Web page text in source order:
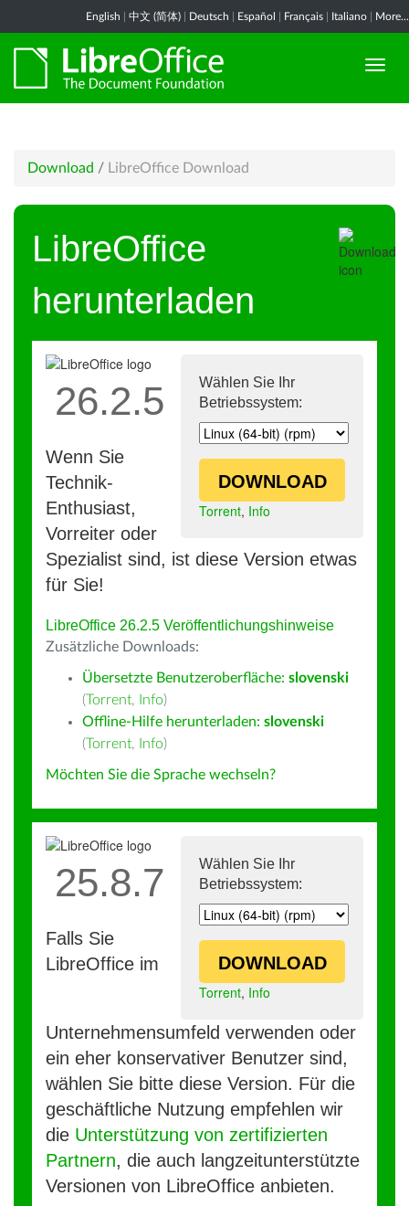
English 中文 (简体) Deutsch Español Français Italiano More...
Download / LibreOffice Download
LibreOffice
herunterladen
Wählen Sie Ihr
Betriebssystem:
DOWNLOAD
Torrent, Info
26.2.5
Wenn Sie
Technik-
Enthusiast,
Vorreiter oder
Spezialist sind, ist diese Version etwas
für Sie!
LibreOffice 26.2.5 Veröffentlichungshinweise
Zusätzliche Downloads:
Übersetzte Benutzeroberfläche: slovenski
(Torrent, Info)
Offline-Hilfe herunterladen: slovenski
(Torrent, Info)
Möchten Sie die Sprache wechseln?
Wählen Sie Ihr
Betriebssystem:
DOWNLOAD
Torrent, Info
25.8.7
Falls Sie
LibreOffice im
Unternehmensumfeld verwenden oder
ein eher konservativer Benutzer sind,
wählen Sie bitte diese Version. Für die
geschäftliche Nutzung empfehlen wir
die Unterstützung von zertifizierten
Partnern, die auch langzeitunterstützte
Versionen von LibreOffice anbieten.